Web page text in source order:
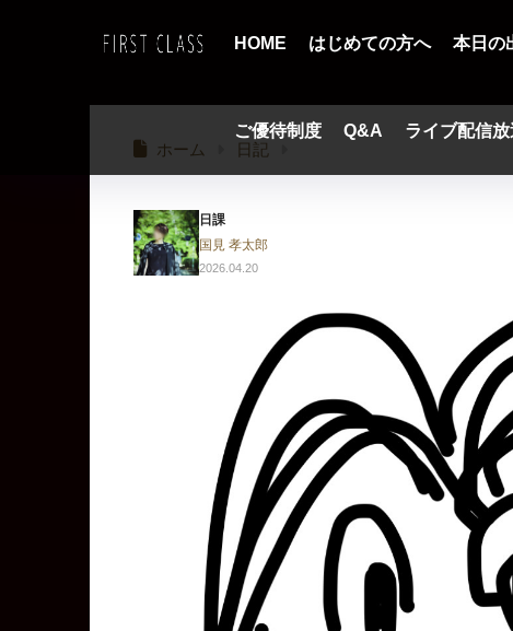
HOME はじめての方へ 本日の
ご優待制度 Q&A ライブ配信
ホーム 日記
日課
国見 孝太郎
2026.04.20